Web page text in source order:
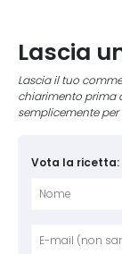
Lascia
Lascia il tuo
chiarimento prima
semplicemente
Vota la ricetta: